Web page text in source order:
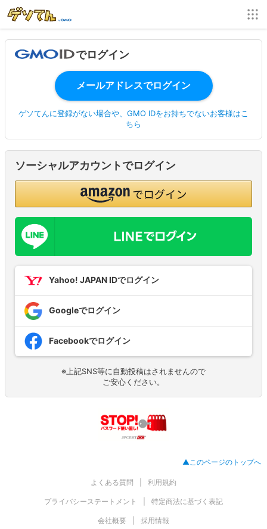
でログイン
ゲソてんに登録がない場合や、GMO IDをお持ちでないお客様はこ
ちら
ソーシャルアカウントでログイン
Yahoo! JAPAN IDでログイン
Googleでログイン
Facebookでログイン
※上記SNS等に自動投稿はされませんので
ご安心ください。
▲このページのトップへ
よくある質問 利用規約
プライバシーステートメント 特定商法に基づく表記
会社概要 採用情報